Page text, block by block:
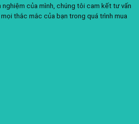
nghiệm của mình, chúng tôi cam kết tư vấn
thắc mắc của bạn trong quá trình mua